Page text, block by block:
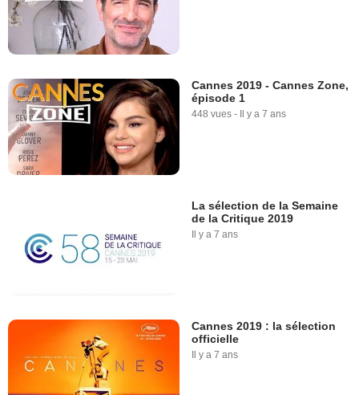
Cannes 2019 - Cannes Zone,
épisode 1
448 vues - Il y a 7 ans
La sélection de la Semaine
de la Critique 2019
Il y a 7 ans
Cannes 2019 : la sélection
officielle
Il y a 7 ans